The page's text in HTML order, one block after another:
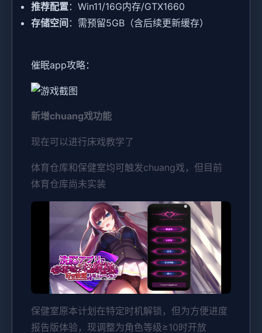
​推荐配置​​：Win11/16G内存/GTX1660
​存储空间​ ​：需预留5GB（含后续更新缓存）
催眠app攻略：
新增chuang戏功能
现在可以进行床戏教学了
体育仓库和保健室均可触发chuang戏，但目前
体育仓库尚未实装
保健室原本计划在特定时机解锁，但为方便进度
报告版体验，现调整为角色等级≥10时开放